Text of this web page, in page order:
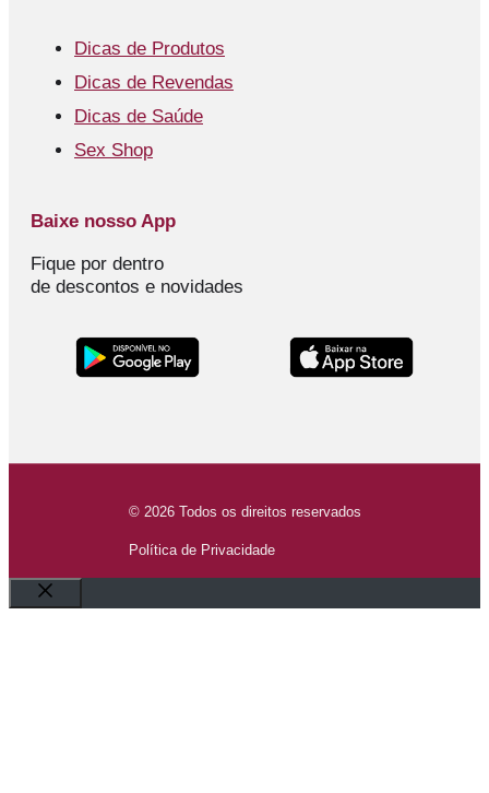
Dicas de Produtos
Dicas de Revendas
Dicas de Saúde
Sex Shop
Baixe nosso App
Fique por dentro
de descontos e novidades
© 2026 Todos os direitos reservados
Política de Privacidade
Fechar